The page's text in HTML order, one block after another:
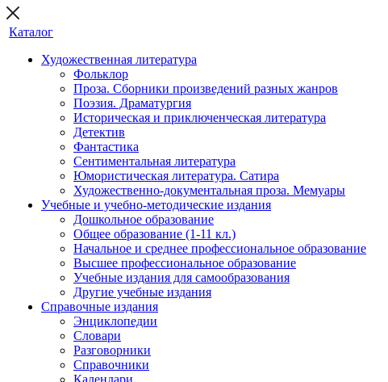
Каталог
Художественная литература
Фольклор
Проза. Сборники произведений разных жанров
Поэзия. Драматургия
Историческая и приключенческая литература
Детектив
Фантастика
Сентиментальная литература
Юмористическая литература. Сатира
Художественно-документальная проза. Мемуары
Учебные и учебно-методические издания
Дошкольное образование
Общее образование (1-11 кл.)
Начальное и среднее профессиональное образование
Высшее профессиональное образование
Учебные издания для самообразования
Другие учебные издания
Справочные издания
Энциклопедии
Словари
Разговорники
Справочники
Календари